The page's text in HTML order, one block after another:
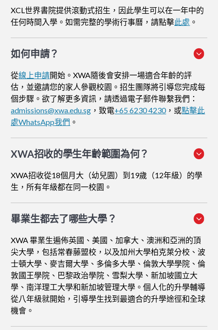
XCL世界書院提供滾動式招生，因此學生可以在一年中的
任何時間入學。如需完整的學術行事曆，請點擊此處 。
如何申請？
從線上申請開始。XWA隨後會安排一場適合年齡的評
估，並邀請您的家人參觀校園。招生團隊將引導您完成每
個步驟。欲了解更多資訊，請透過電子郵件聯繫我們：
admissions@xwa.edu.sg ，致電+65 6230 4230，或點擊此
處WhatsApp我們 。
XWA招收的學生年齡範圍為何？
XWA招收從18個月大（幼兒園）到19歲（12年級）的學
生，所有年級都在同一校園。
畢業生都去了哪些大學？
XWA 畢業生遍佈英國、美國、加拿大、澳洲和亞洲的頂
尖大學，包括常春藤盟校，以及加州大學柏克萊分校、波
士頓大學、麥吉爾大學、多倫多大學、倫敦大學學院、倫
敦國王學院、巴黎政治學院、雪梨大學、新加坡國立大
學、南洋理工大學和新加坡管理大學。個人化的升學輔導
從八年級就開始，引導學生找到最適合的升學途徑和全球
機會。